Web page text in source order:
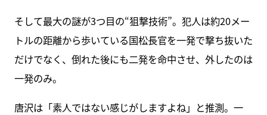
そして最大の謎が3つ目の“狙撃技術”。犯人は約20メー
トルの距離から歩いている国松長官を一発で撃ち抜いた
だけでなく、倒れた後にも二発を命中させ、外したのは
一発のみ。
唐沢は「素人ではない感じがしますよね」と推測。一